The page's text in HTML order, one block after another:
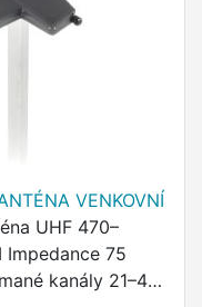
VENKOVNÍ
UHF 470–
Impedance 75
kanály 21–48